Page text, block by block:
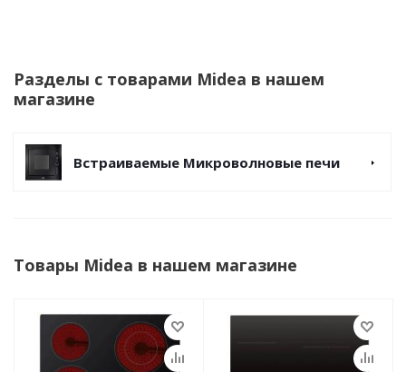
Разделы с товарами Midea в нашем
магазине
Встраиваемые Микроволновые печи
Товары Midea в нашем магазине